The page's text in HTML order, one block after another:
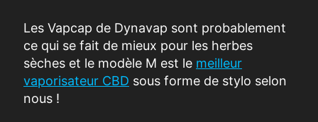
Les Vapcap de Dynavap sont probablement
ce qui se fait de mieux pour les herbes
sèches et le modèle M est le meilleur
vaporisateur CBD sous forme de stylo selon
nous !